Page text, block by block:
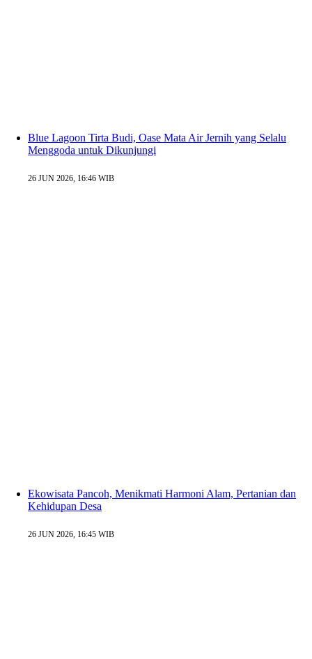
Blue Lagoon Tirta Budi, Oase Mata Air Jernih yang Selalu
Menggoda untuk Dikunjungi
26 JUN 2026, 16:46 WIB
Ekowisata Pancoh, Menikmati Harmoni Alam, Pertanian dan
Kehidupan Desa
26 JUN 2026, 16:45 WIB